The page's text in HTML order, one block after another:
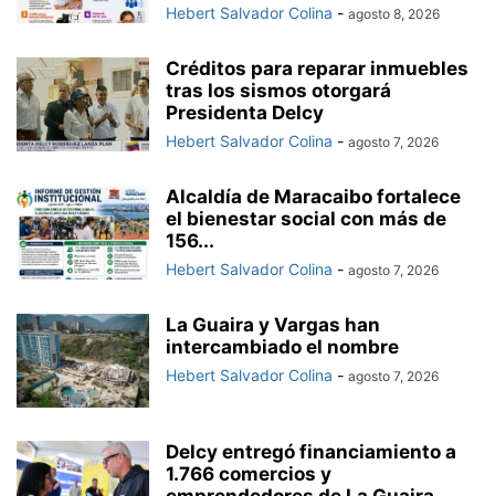
Hebert Salvador Colina - agosto 8, 2026
Créditos para reparar inmuebles
tras los sismos otorgará
Presidenta Delcy
Hebert Salvador Colina - agosto 7, 2026
Alcaldía de Maracaibo fortalece
el bienestar social con más de
156...
Hebert Salvador Colina - agosto 7, 2026
La Guaira y Vargas han
intercambiado el nombre
Hebert Salvador Colina - agosto 7, 2026
Delcy entregó financiamiento a
1.766 comercios y